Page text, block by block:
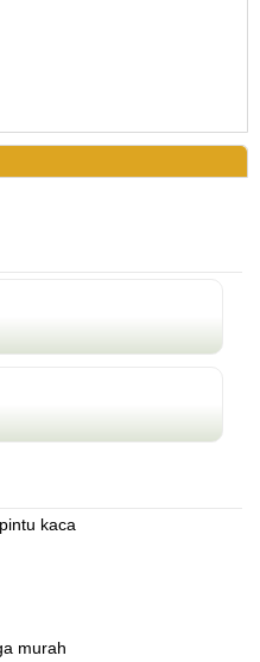
kaca
murah